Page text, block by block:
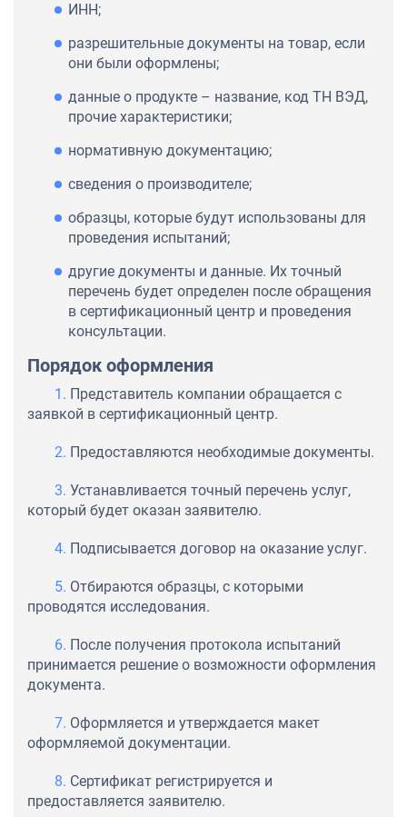
ИНН;
разрешительные документы на товар, если
они были оформлены;
данные о продукте – название, код ТН ВЭД,
прочие характеристики;
нормативную документацию;
сведения о производителе;
образцы, которые будут использованы для
проведения испытаний;
другие документы и данные. Их точный
перечень будет определен после обращения
в сертификационный центр и проведения
консультации.
Порядок оформления
Представитель компании обращается с
заявкой в сертификационный центр.
Предоставляются необходимые документы.
Устанавливается точный перечень услуг,
который будет оказан заявителю.
Подписывается договор на оказание услуг.
Отбираются образцы, с которыми
проводятся исследования.
После получения протокола испытаний
принимается решение о возможности оформления
документа.
Оформляется и утверждается макет
оформляемой документации.
Сертификат регистрируется и
предоставляется заявителю.